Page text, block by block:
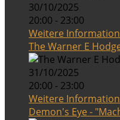
30/10/2025
20:00 - 23:00
Weitere
The Warner E
31/10/2025
20:00 - 23:00
Weitere
Demon's Eye -